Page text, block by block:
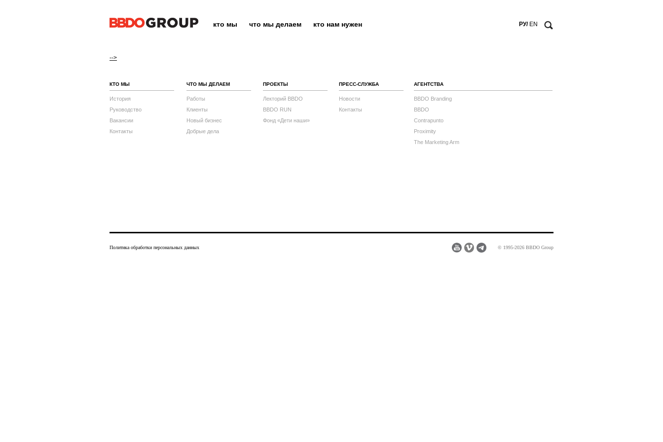
кто мы что мы делаем кто нам нужен РУ/ EN
-->
КТО МЫ
История
Руководство
Вакансии
Контакты
ЧТО МЫ ДЕЛАЕМ
Работы
Клиенты
Новый бизнес
Добрые дела
ПРОЕКТЫ
Лекторий BBDO
BBDO RUN
Фонд «Дети наши»
ПРЕСС-СЛУЖБА
Новости
Контакты
АГЕНТСТВА
BBDO Branding
BBDO
Contrapunto
Proximity
The Marketing Arm
© 1995-2026 BBDO Group
Политика обработки персональных данных